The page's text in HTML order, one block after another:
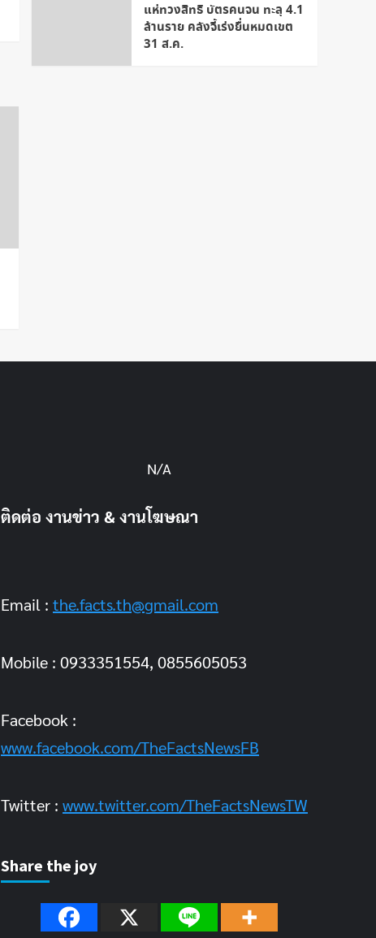
แห่ทวงสิทธิ บัตรคนจน ทะลุ 4.1
ล้านราย คลังจี้เร่งยื่นหมดเขต
31 ส.ค.
N/A
ติดต่อ งานข่าว & งานโฆษณา
Email : the.facts.th@gmail.com
Mobile : 0933351554, 0855605053
Facebook :
www.facebook.com/TheFactsNewsFB
Twitter : www.twitter.com/TheFactsNewsTW
Share the joy